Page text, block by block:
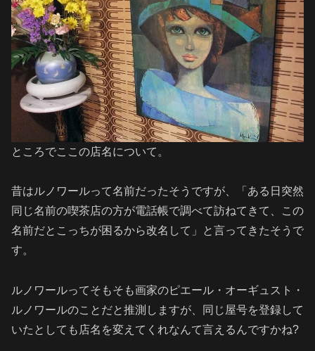
ところでここの店名について。
昔はルノワールって名前だったそうですが、「ある日突然
同じ名前の喫茶店の方が電話帳で調べて訪ねてきて、この
名前だとこっちが困るから改名して」と言ってきたそうで
す。
ルノワールってそもそも画家のピエール・オーギュスト・
ルノワールのことだと推測しますが、同じ屋号を登録して
いたとしても店名を変えてくれなんて言えるんですかね?